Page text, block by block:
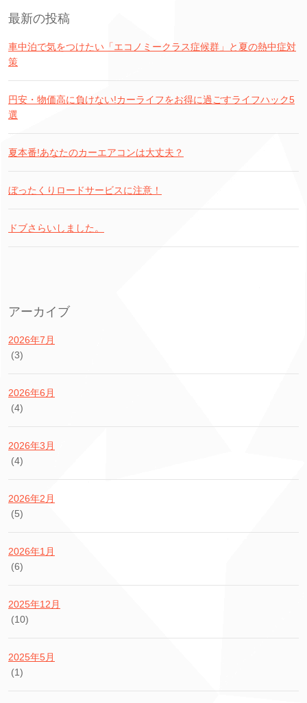
最新の投稿
車中泊で気をつけたい「エコノミークラス症候群」と夏の熱中症対
策
円安・物価高に負けない!カーライフをお得に過ごすライフハック5
選
夏本番!あなたのカーエアコンは大丈夫？
ぼったくりロードサービスに注意！
ドブさらいしました。
アーカイブ
2026年7月
(3)
2026年6月
(4)
2026年3月
(4)
2026年2月
(5)
2026年1月
(6)
2025年12月
(10)
2025年5月
(1)